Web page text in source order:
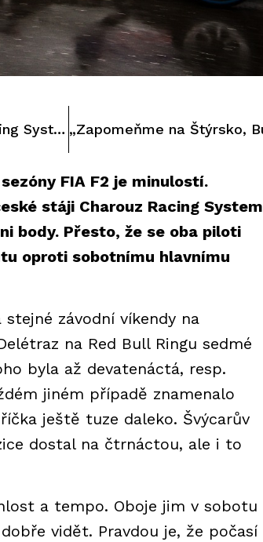
Velká cena Štýrska F2: Charouz Racing System poražen počasím
FIA F2 je minulostí.
stáji Charouz Racing System
body. Přesto, že se oba piloti
oproti sobotnímu hlavnímu
závodní víkendy na
na Red Bull Ringu sedmé
byla až devatenáctá, resp.
jiném případě znamenalo
ještě tuze daleko. Švýcarův
dostal na čtrnáctou, ale i to
a tempo. Oboje jim v sobotu
vidět. Pravdou je, že počasí